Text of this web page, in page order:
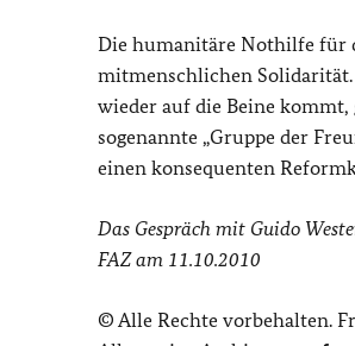
Die humanitäre Nothilfe für
mitmenschlichen
wieder auf die Beine
sogenannte „Gruppe der
einen konsequenten
Das Gespräch mit Guido
FAZ am 11.10.2010
© Alle Rechte vorbehalten.